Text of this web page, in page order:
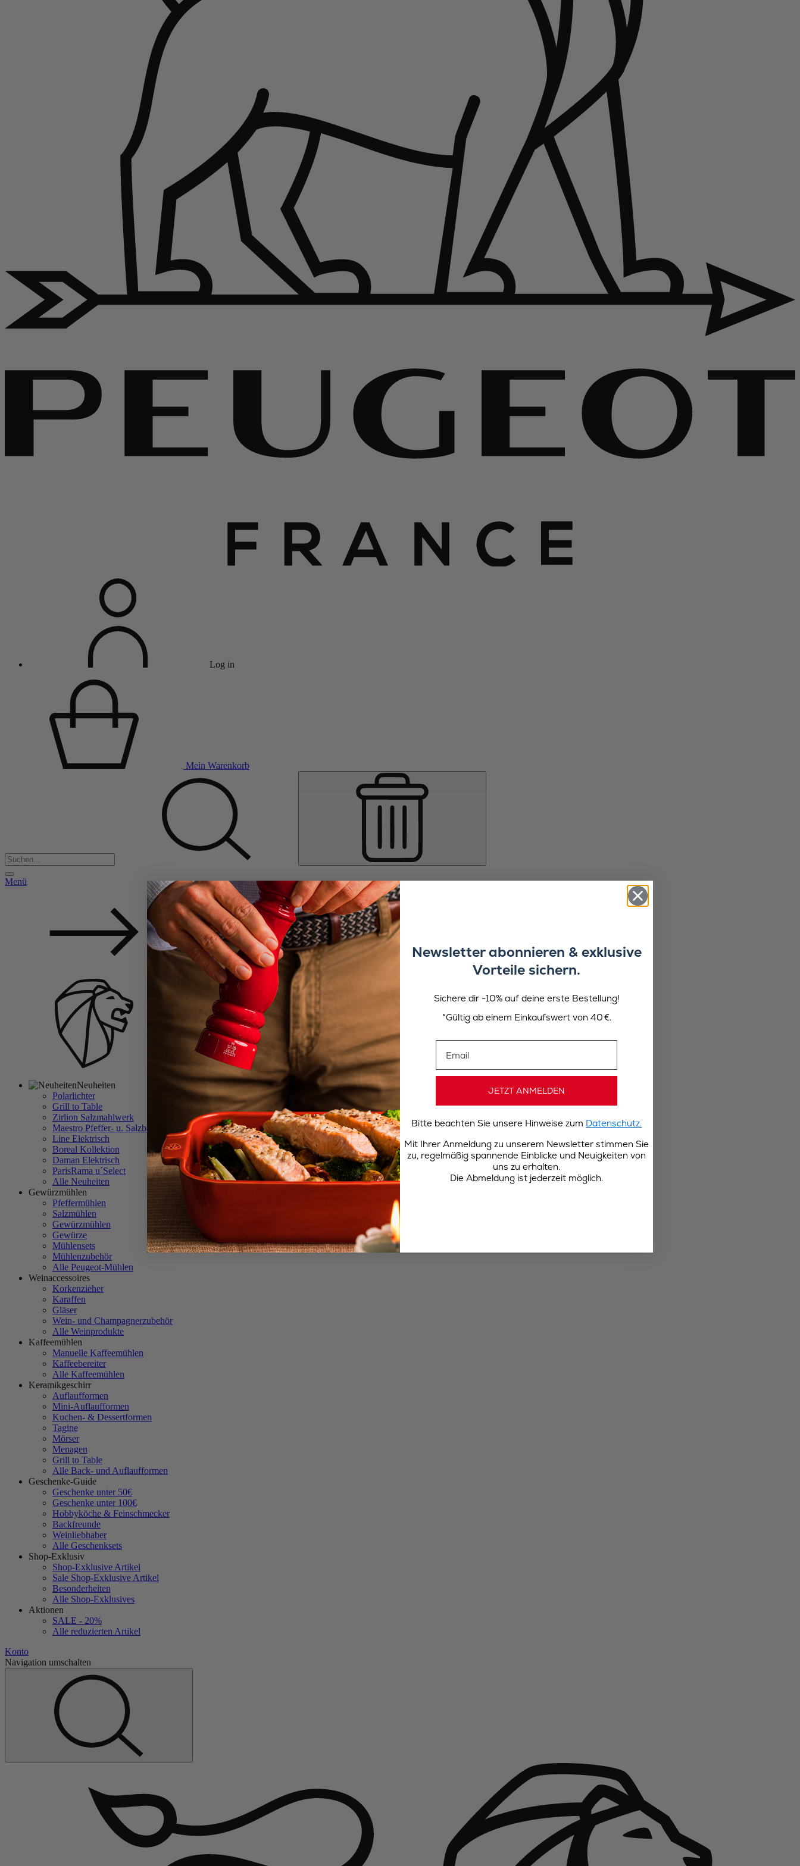
Log in
Mein Warenkorb
Menü
Neuheiten
Polarlichter
Grill to Table
Zirlion Salzmahlwerk
Maestro Pfeffer- u. Salzbar
Line Elektrisch
Boreal Kollektion
Daman Elektrisch
ParisRama u´Select
Alle Neuheiten
Gewürzmühlen
Pfeffermühlen
Salzmühlen
Gewürzmühlen
Gewürze
Mühlensets
Mühlenzubehör
Alle Peugeot-Mühlen
Weinaccessoires
Korkenzieher
Karaffen
Gläser
Wein- und Champagnerzubehör
Alle Weinprodukte
Kaffeemühlen
Manuelle Kaffeemühlen
Kaffeebereiter
Alle Kaffeemühlen
Keramikgeschirr
Auflaufformen
Mini-Auflaufformen
Kuchen- & Dessertformen
Tagine
Mörser
Menagen
Grill to Table
Alle Back- und Auflaufformen
Geschenke-Guide
Geschenke unter 50€
Geschenke unter 100€
Hobbyköche & Feinschmecker
Backfreunde
Weinliebhaber
Alle Geschenksets
Shop-Exklusiv
Shop-Exklusive Artikel
Sale Shop-Exklusive Artikel
Besonderheiten
Alle Shop-Exklusives
Aktionen
SALE - 20%
Alle reduzierten Artikel
Konto
Navigation umschalten
Newsletter abonnieren & exklusive
Vorteile sichern.
Sichere dir -10% auf deine erste Bestellung!
*Gültig ab einem Einkaufswert von 40 €.
JETZT ANMELDEN
Bitte beachten Sie unsere Hinweise zum Datenschutz.
Mit Ihrer Anmeldung zu unserem Newsletter stimmen Sie
zu, regelmäßig spannende Einblicke und Neuigkeiten von
uns zu erhalten.
Die Abmeldung ist jederzeit möglich.